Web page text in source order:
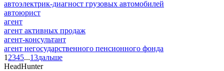
автоэлектрик-диагност грузовых автомобилей
автоюрист
агент
агент активных продаж
агент-консультант
агент негосударственного пенсионного фонда
1 2345...13дальше
HeadHunter